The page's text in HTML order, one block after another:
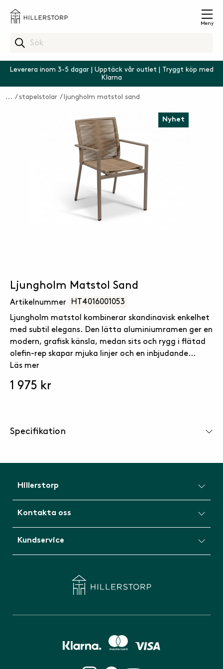
Meny
Leverera inom 3-5 dagar | Upptäck vår outlet | Tryggt köp med
Klarna
stapelstolar ljungholm matstol sand
Nyhet
Ljungholm Matstol Sand
Artikelnummer HT4016001053
Ljungholm matstol kombinerar skandinavisk enkelhet
med subtil elegans. Den lätta aluminiumramen ger en
modern, grafisk känsla, medan sits och rygg i flätad
olefin-rep skapar mjuka linjer och en inbjudande
komfort. Stolens stapelbara funktion gör den lika
och professionella miljöer. Med sina jordnära
Läs mer
1 975 kr
Specifikation
Hillerstorp
Kontakta oss
Kundservice